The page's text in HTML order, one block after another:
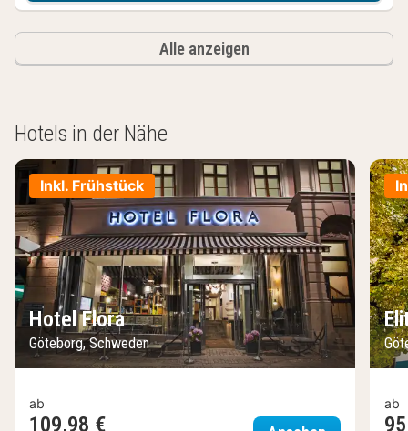
Alle anzeigen
Hotels in der Nähe
Inkl. Frühstück
Hotel Flora
Göteborg, Schweden
ab
109,98 €
ab